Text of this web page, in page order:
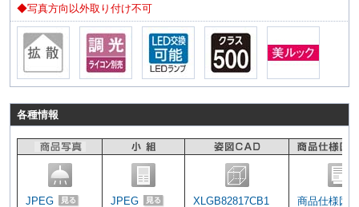
◆写真方向以外取り付け不可
各種情報
JPEG
JPEG
XLGB82817CB1
商品仕様図